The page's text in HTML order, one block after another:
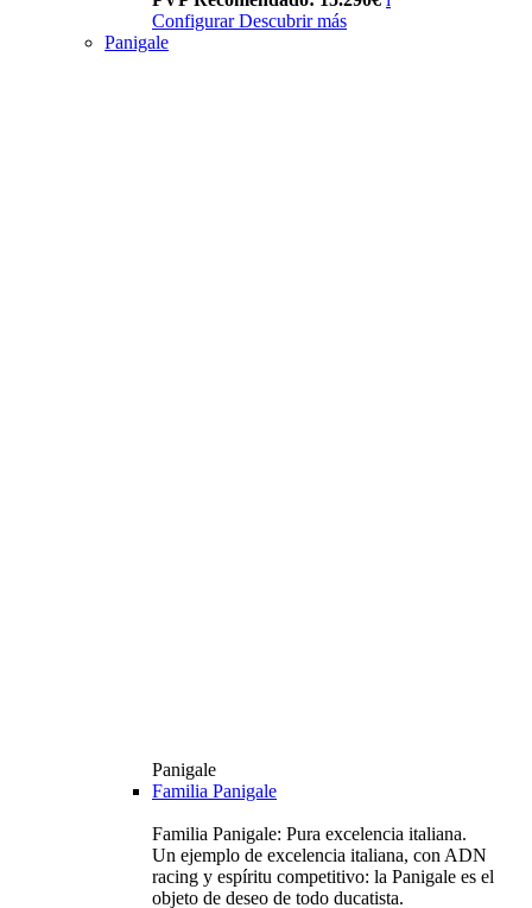
Configurar Descubrir más
Panigale
Panigale
Familia Panigale
Familia Panigale: Pura excelencia italiana.
Un ejemplo de excelencia italiana, con ADN
racing y espíritu competitivo: la Panigale es el
objeto de deseo de todo ducatista.